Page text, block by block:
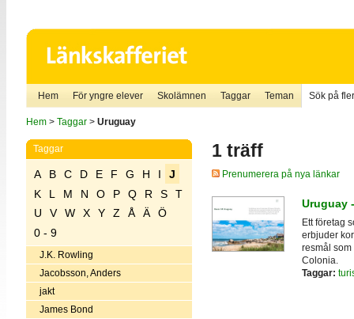
Hem För yngre elever Skolämnen Taggar Teman Sök på
Hem> Taggar> Uruguay
Taggar
A B C D E F G H I
J
K
L M N O P Q R S
T
U
V W X Y Z Å Ä
Ö
0 - 9
J.K. Rowling
Jacobsson, Anders
jakt
James Bond
1 träff
Prenumerera på nya länkar
Uruguay
Ett företag
erbjuder
resmål
Colonia.
Taggar: